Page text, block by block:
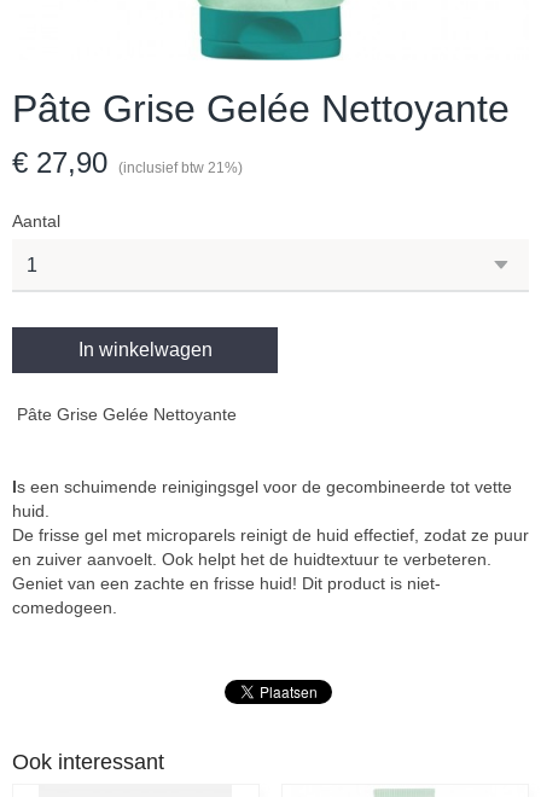
Pâte Grise Gelée Nettoyante
€ 27,90 (inclusief btw 21%)
Aantal
In winkelwagen
Pâte Grise Gelée Nettoyante
Is een schuimende reinigingsgel voor de gecombineerde tot vette
huid.
De frisse gel met microparels reinigt de huid effectief, zodat ze puur
en zuiver aanvoelt. Ook helpt het de huidtextuur te verbeteren.
Geniet van een zachte en frisse huid! Dit product is niet-
comedogeen.
Ook interessant